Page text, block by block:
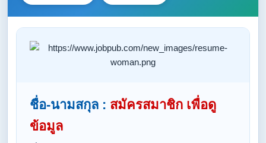
ชื่อ-นามสกุล : สมัครสมาชิก เพื่อดู
ข้อมูล